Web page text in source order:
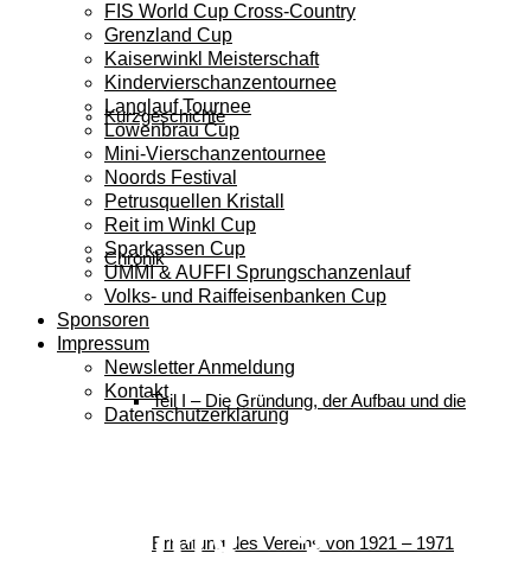
Kurzgeschichte
Chronik
Teil I – Die Gründung, der Aufbau und die
Erhaltung des Vereins von 1921 – 1971
FIS World Cup Cross-Country
Grenzland Cup
Kaiserwinkl Meisterschaft
Kindervierschanzentournee
Langlauf Tournee
Löwenbräu Cup
Mini-Vierschanzentournee
Noords Festival
Petrusquellen Kristall
Reit im Winkl Cup
Sparkassen Cup
UMMI & AUFFI Sprungschanzenlauf
Volks- und Raiffeisenbanken Cup
Sponsoren
Impressum
Newsletter Anmeldung
Kontakt
Datenschutzerklärung
Cup 2018 – 3.